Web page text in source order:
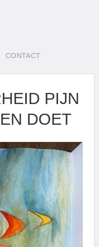
CONTACT
PIJN
DOET